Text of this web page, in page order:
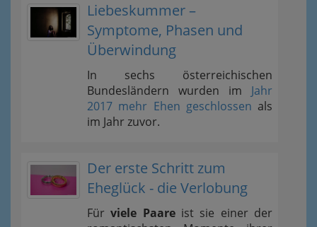
Liebeskummer –
Symptome, Phasen und
Überwindung
In sechs österreichischen
Bundesländern wurden im Jahr
2017 mehr Ehen geschlossen als
im Jahr zuvor.
Der erste Schritt zum
Eheglück - die Verlobung
Fürviele Paareist sie einer der